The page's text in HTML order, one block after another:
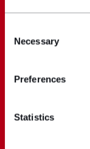
Selection
Necessary
Preferences
Statistics